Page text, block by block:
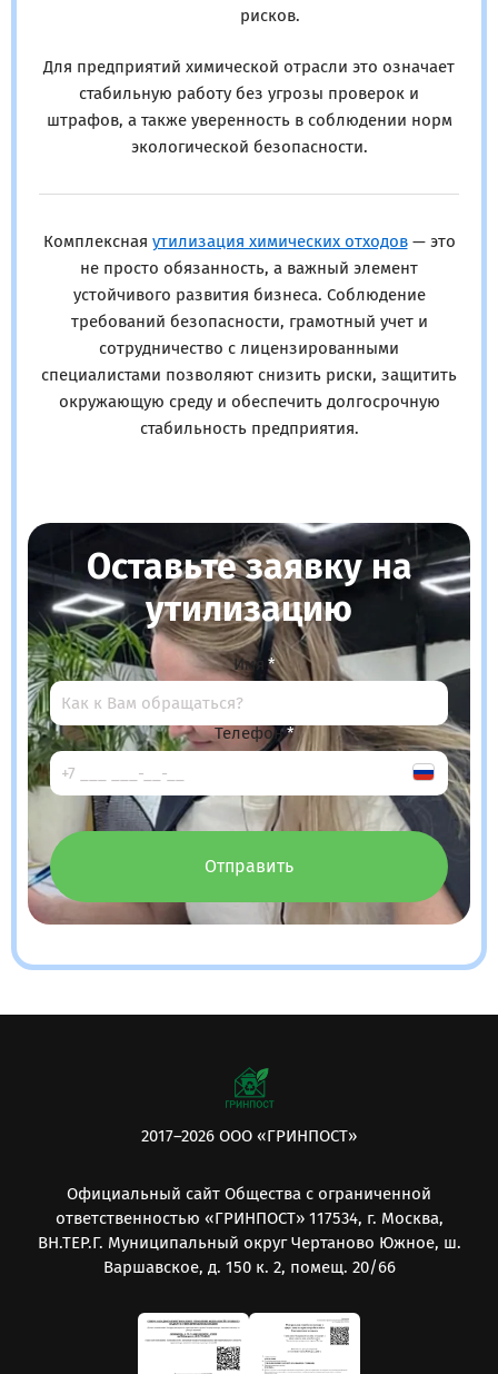
рисков.
Для предприятий химической отрасли это означает
стабильную работу без угрозы проверок и
штрафов, а также уверенность в соблюдении норм
экологической безопасности.
Комплексная утилизация химических отходов— это
не просто обязанность, а важный элемент
устойчивого развития бизнеса. Соблюдение
требований безопасности, грамотный учет и
сотрудничество с лицензированными
специалистами позволяют снизить риски, защитить
окружающую среду и обеспечить долгосрочную
стабильность предприятия.
Оставьте заявку на
утилизацию
Имя
Телефон
Отправить
2017–2026 ООО «ГРИНПОСТ»
Официальный сайт Общества с ограниченной
ответственностью «ГРИНПОСТ» 117534, г. Москва,
ВН.ТЕР.Г. Муниципальный округ Чертаново Южное, ш.
Варшавское, д. 150 к. 2, помещ. 20/66